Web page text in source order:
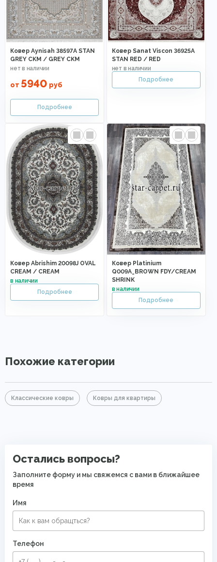
Ковер Aynisah 38597A STAN
GREY CKM / GREY CKM
от 5940 руб
Ковер Sanat Viscon 36925A
STAN RED / RED
Ковер Abrishim 20098J OVAL
CREAM / CREAM
Ковер Platinium
Q009A_BROWN FDY/CREAM
SHRINK
Похожие категории
Классические ковры Ковры для квартиры
Остались вопросы?
Заполните форму и мы свяжемся с вами в ближайшее
время
Имя
Телефон